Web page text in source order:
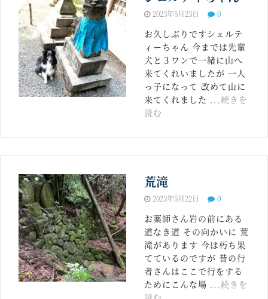
2023年5月23日 0
お久しぶりですシェルテ
ィーちゃん 今までは先輩
犬と３ワンで一緒に山へ
来てくれいましたが 一人
っ子になって 改めて山に
来てくれました ...続きを
読む
荒滝
2023年5月22日 0
お薬師さん岩の前にある
道なき道 その向かいに 荒
滝があります 今は朽ち果
てているのですが 昔の行
者さんはここで行をする
ためにこんな場 ...続きを